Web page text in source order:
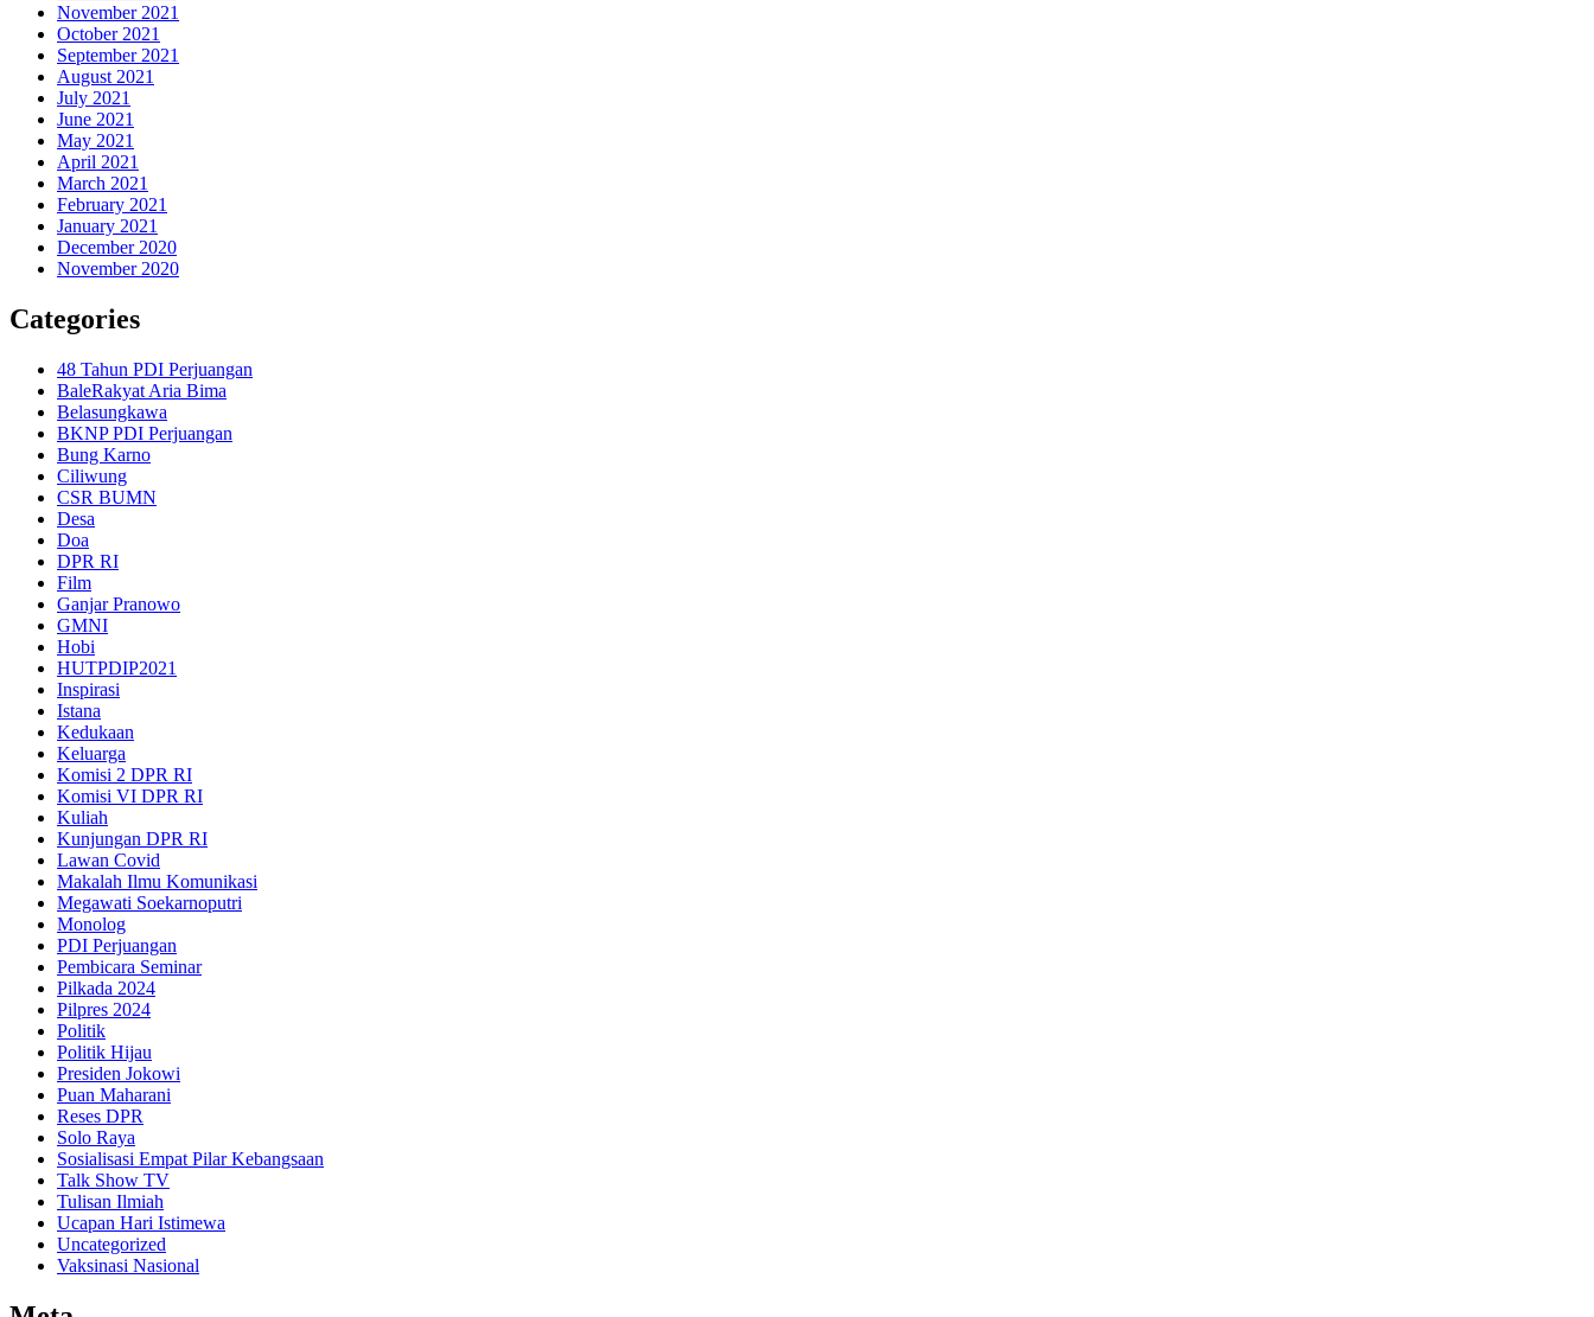
November 2021
October 2021
September 2021
August 2021
July 2021
June 2021
May 2021
April 2021
March 2021
February 2021
January 2021
December 2020
November 2020
Categories
48 Tahun PDI Perjuangan
BaleRakyat Aria Bima
Belasungkawa
BKNP PDI Perjuangan
Bung Karno
Ciliwung
CSR BUMN
Desa
Doa
DPR RI
Film
Ganjar Pranowo
GMNI
Hobi
HUTPDIP2021
Inspirasi
Istana
Kedukaan
Keluarga
Komisi 2 DPR RI
Komisi VI DPR RI
Kuliah
Kunjungan DPR RI
Lawan Covid
Makalah Ilmu Komunikasi
Megawati Soekarnoputri
Monolog
PDI Perjuangan
Pembicara Seminar
Pilkada 2024
Pilpres 2024
Politik
Politik Hijau
Presiden Jokowi
Puan Maharani
Reses DPR
Solo Raya
Sosialisasi Empat Pilar Kebangsaan
Talk Show TV
Tulisan Ilmiah
Ucapan Hari Istimewa
Uncategorized
Vaksinasi Nasional